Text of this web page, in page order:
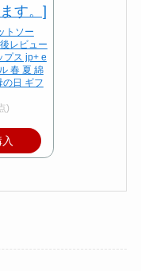
トソー
レビュー
プス jp+ e
春 夏 綿
日 ギフ
)